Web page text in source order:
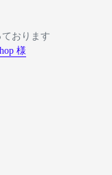
ております
様